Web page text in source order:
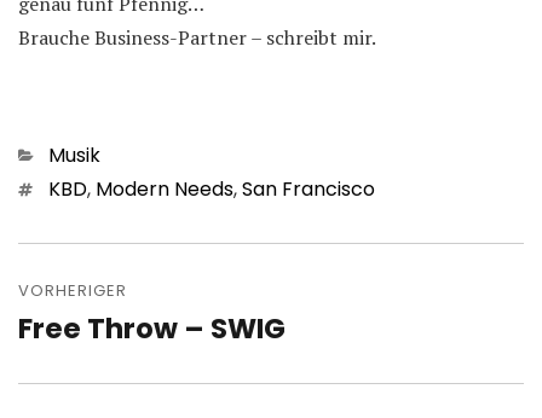
Brauche Business-Partner – schreibt mir.
Kategorien
Musik
Schlagwörter
KBD, Modern Needs,San Francisco
VORHERIGER
Vorheriger
Free Throw – SWIG